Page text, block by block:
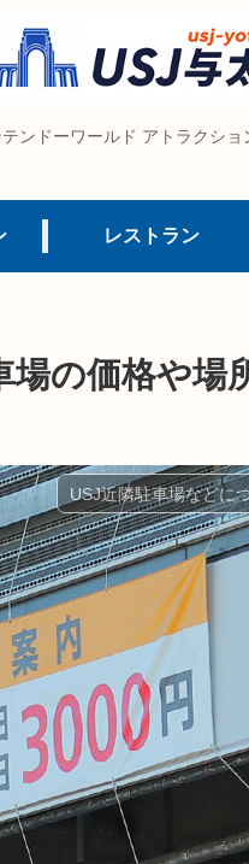
ンドーワールド アトラクシ
レストラン
場の価格や場
USJ近隣駐車場などに